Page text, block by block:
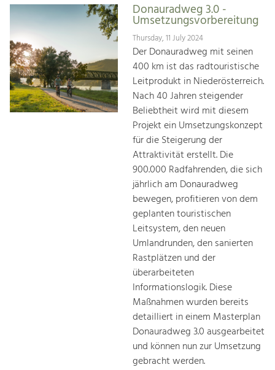
Donauradweg 3.0 -
Umsetzungsvorbereitung
Thursday, 11 July 2024
Der Donauradweg mit seinen
400 km ist das radtouristische
Leitprodukt in Niederösterreich.
Nach 40 Jahren steigender
Beliebtheit wird mit diesem
Projekt ein Umsetzungskonzept
für die Steigerung der
Attraktivität erstellt. Die
900.000 Radfahrenden, die sich
jährlich am Donauradweg
bewegen, profitieren von dem
geplanten touristischen
Leitsystem, den neuen
Umlandrunden, den sanierten
Rastplätzen und der
überarbeiteten
Informationslogik. Diese
Maßnahmen wurden bereits
detailliert in einem Masterplan
Donauradweg 3.0 ausgearbeitet
und können nun zur Umsetzung
gebracht werden.